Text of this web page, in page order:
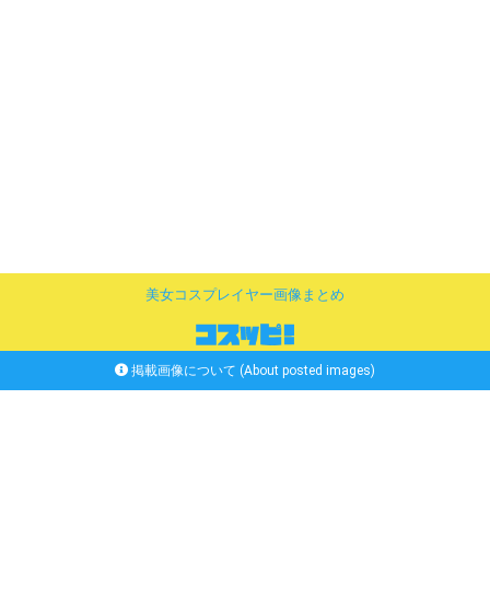
美女コスプレイヤー画像まとめ
掲載画像について (About posted images)